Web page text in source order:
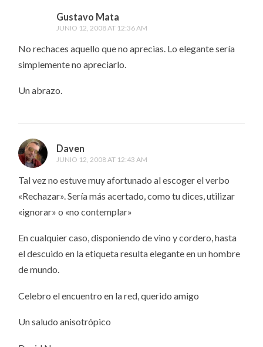
Gustavo Mata
JUNIO 12, 2008 AT 12:36 AM
No rechaces aquello que no aprecias. Lo elegante sería
simplemente no apreciarlo.
Un abrazo.
Daven
JUNIO 12, 2008 AT 12:43 AM
Tal vez no estuve muy afortunado al escoger el verbo
«Rechazar». Sería más acertado, como tu dices, utilizar
«ignorar» o «no contemplar»
En cualquier caso, disponiendo de vino y cordero, hasta
el descuido en la etiqueta resulta elegante en un hombre
de mundo.
Celebro el encuentro en la red, querido amigo
Un saludo anisotrópico